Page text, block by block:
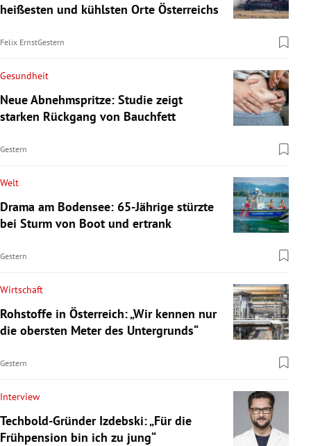
heißesten und kühlsten Orte Österreichs
Felix ErnstGestern
Gesundheit
Neue Abnehmspritze: Studie zeigt
starken Rückgang von Bauchfett
Gestern
Welt
Drama am Bodensee: 65-Jährige stürzte
bei Sturm von Boot und ertrank
Gestern
Wirtschaft
Rohstoffe in Österreich: „Wir kennen nur
die obersten Meter des Untergrunds“
Gestern
Interview
Techbold-Gründer Izdebski: „Für die
Frühpension bin ich zu jung“